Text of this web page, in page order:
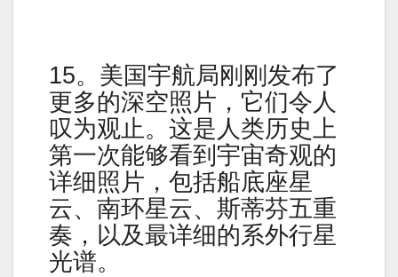
15。美国宇航局刚刚发布了
更多的深空照片，它们令人
叹为观止。这是人类历史上
第一次能够看到宇宙奇观的
详细照片，包括船底座星
云、南环星云、斯蒂芬五重
奏，以及最详细的系外行星
光谱。